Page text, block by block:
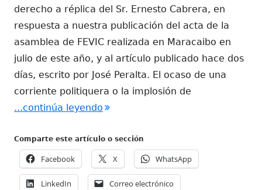
derecho a réplica del Sr. Ernesto Cabrera, en
respuesta a nuestra publicación del acta de la
asamblea de FEVIC realizada en Maracaibo en
julio de este año, y al artículo publicado hace dos
días, escrito por José Peralta. El ocaso de una
corriente politiquera o la implosión de
...continúa leyendo "El ocaso de una corriente
Comparte este artículo o sección
Facebook X WhatsApp
LinkedIn Correo electrónico